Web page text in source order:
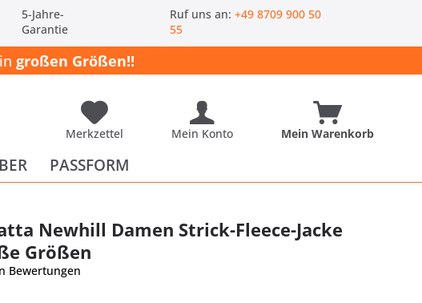
5-Jahre-
Garantie
Ruf uns an:+49 8709 900 50
55
großen Größen!!
Merkzettel Mein Konto Mein Warenkorb
PASSFORM
Newhill Damen Strick-Fleece-Jacke
Größen
Bewertungen